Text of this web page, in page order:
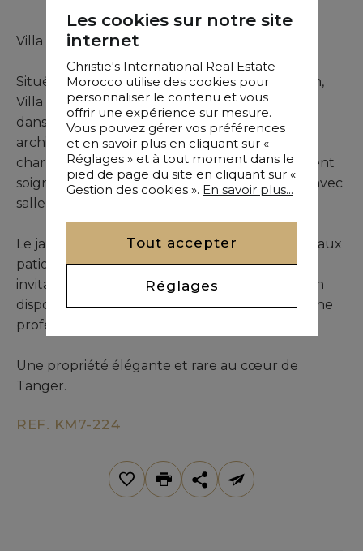
Villa Slama : tradition et sérénité à Tanger
Située dans le prestigieux quartier du Marshan,
Villa Slama offre une expérience de vie unique
dans un cadre empreint d’authenticité. Son
architecture arabo-andalouse lui confère un
charme intemporel, sublimé par un agencement
soigné : deux suites, quatre chambres, toutes avec
salle de bains attenante.
Le jardin, vaste et parfumé, évoque les plus beaux
patios du sud : jasmin, orangers et une terrasse
invitant à la détente. Côté prestations, la maison
dispose d’un hammam traditionnel, d’une cuisine
professionnelle et de plusieurs annexes.
Une propriété élégante et rare au cœur de
Tanger.
REF. KM7-224
Les cookies sur notre site
internet
Christie's International Real Estate
Morocco utilise des cookies pour
personnaliser le contenu et vous
offrir une expérience sur mesure.
Vous pouvez gérer vos préférences
et en savoir plus en cliquant sur «
Réglages » et à tout moment dans le
pied de page du site en cliquant sur «
Gestion des cookies ». En savoir plus...
Tout accepter
Réglages